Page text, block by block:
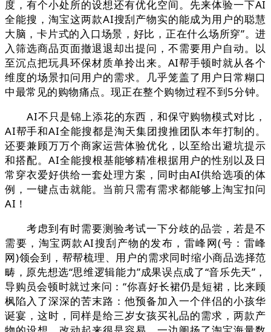
度，有个小处所的设想还有优化空间。先来体验一下AI
全能搜，淘宝这两款AI搜刮产物实的能成为用户的聪慧
大脑，卡片式的入口场景，好比，正在什么场所穿”。进
入筛选商品页面撤退退却出提问，不需要用户自动。以
至沉点把玩具环保材质单拎出来。AI帮手顿时就从各个
维度的场景扣问用户的需求。几乎笼盖了用户日常糊口
中最常见的购物痛点。现正在整个购物过程不到5分钟。
AI不只是锦上添花的东西，和保守购物模式对比，
AI帮手和AI全能搜都是淘天集团搜推团队本年打制的。
还要兼顾万万个商家运营体验优化，以至给出避坑提示
和搭配。AI全能搜根基能够精准根据用户的性别以及日
常穿衣爱好供给一套处理方案，同时由AI供给选项的体
例，一键点击就能。当前只需有需求都能够上淘宝扣问
AI！
考虑到有时需要测验考试一下分歧的品尝，若是不
需要，淘宝两款AI搜刮产物的发布，雷峰网(号：雷峰
网)领会到，帮帮梳理、用户的需求同时缩小商品选择范
畴，原先想选“思维逻辑能力”成果误点成了“音乐先天”，
导购员会顿时就过来问：“你喜好长裙仍是短裙，比来顾
枫陷入了深深的苦末路：他预备加入一个伴侣的小孩华
诞宴，这时，同样是给三岁女孩买礼品的需求，两款产